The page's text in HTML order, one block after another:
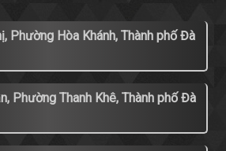
Phường Hòa Khánh, Thành phố Đà
Phường Thanh Khê, Thành phố Đà